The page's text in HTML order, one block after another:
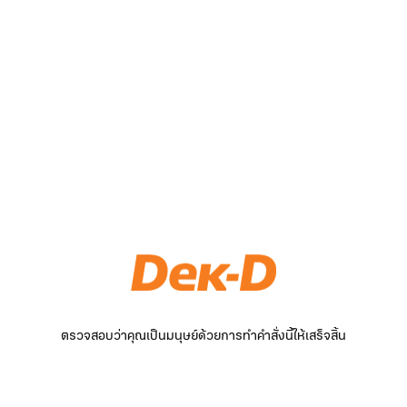
ตรวจสอบว่าคุณเป็นมนุษย์ด้วยการทำคำสั่งนี้ให้เสร็จสิ้น